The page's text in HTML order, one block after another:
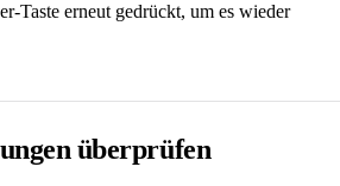
Taste erneut gedrückt, um es wieder
überprüfen